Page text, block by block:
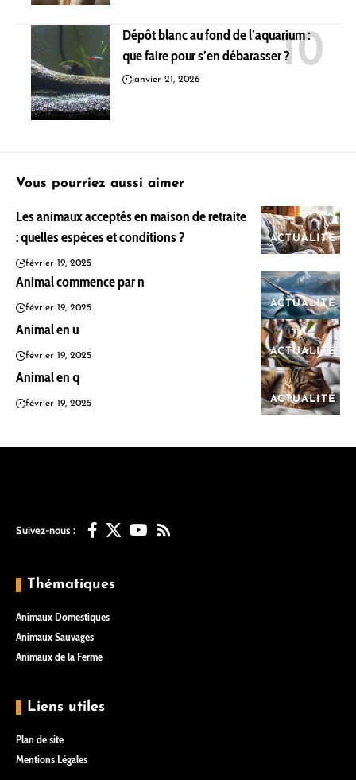
Dépôt blanc au fond de l’aquarium :
que faire pour s’en débarasser ?
janvier 21, 2026
Vous pourriez aussi aimer
ACTUALITÉ
Les animaux acceptés en maison de retraite
: quelles espèces et conditions ?
février 19, 2025
ACTUALITÉ
Animal commence par n
février 19, 2025
ACTUALITÉ
Animal en u
février 19, 2025
ACTUALITÉ
Animal en q
février 19, 2025
Suivez-nous :
Thématiques
Animaux Domestiques
Animaux Sauvages
Animaux de la Ferme
Liens utiles
Plan de site
Mentions Légales